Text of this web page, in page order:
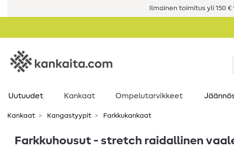
Ilmainen toimitus yli 150
Uutuudet Kankaat Ompelutarvikkeet
Kankaat Kangastyypit Farkkukankaat
Farkkuhousut - stretch raidallinen